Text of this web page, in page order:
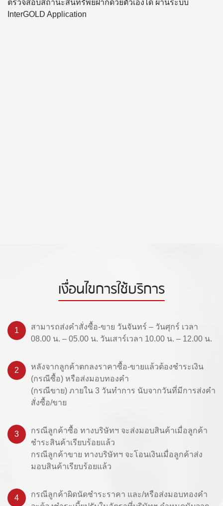
ตรวจสอบสถานะสินทรัพย์ฝากด้วยตัวเองได้ ผ่านระบบ
InterGOLD Application
เงื่อนไขการใช้บริการ
1
สามารถส่งคำสั่งซื้อ-ขาย วันจันทร์ – วันศุกร์ เวลา
08.00 น. – 05.00 น. วันเสาร์เวลา 10.00 น. – 12.00 น.
2
หลังจากลูกค้าตกลงราคาซื้อ-ขายแล้วต้องชำระเงิน
(กรณีซื้อ) หรือส่งมอบทองคำ
(กรณีขาย) ภายใน 3 วันทำการ นับจากวันที่มีการส่งคำ
สั่งซื้อ/ขาย
3
กรณีลูกค้าซื้อ ทางบริษัทฯ จะส่งมอบสินค้าเมื่อลูกค้า
ชำระสินค้าเรียบร้อยแล้ว
กรณีลูกค้าขาย ทางบริษัทฯ จะโอนเงินเมื่อลูกค้าส่ง
มอบสินค้าเรียบร้อยแล้ว
4
กรณีลูกค้าผิดนัดชำระราคา และ/หรือส่งมอบทองคำ